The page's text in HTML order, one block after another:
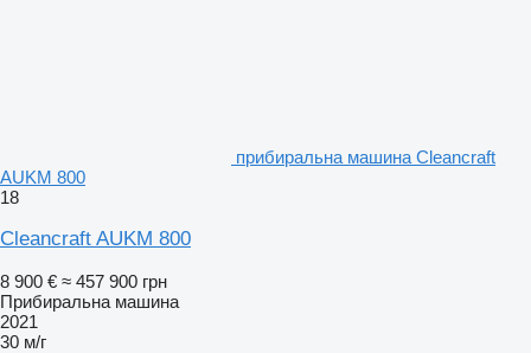
прибиральна машина Cleancraft
AUKM 800
18
Cleancraft AUKM 800
8 900 € ≈ 457 900 грн
Прибиральна машина
2021
30 м/г